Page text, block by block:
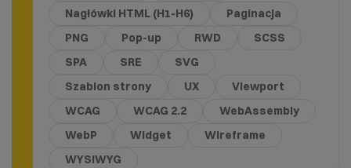
Nagłówki HTML (H1-H6)
Paginacja
PNG
Pop-up RWD
SCSS
SPA
SRE
SVG
Szablon strony
UX
Viewport
WCAG
WCAG 2.2
WebAssembly
WebP
Widget
Wireframe
WYSIWYG